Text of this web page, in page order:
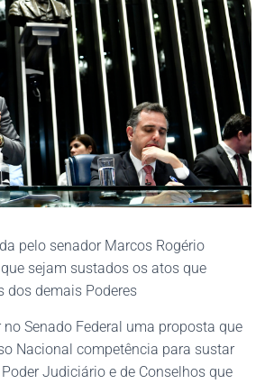
pelo senador Marcos Rogério
sejam sustados os atos que
dos demais Poderes
Senado Federal uma proposta que
Nacional competência para sustar
Judiciário e de Conselhos que